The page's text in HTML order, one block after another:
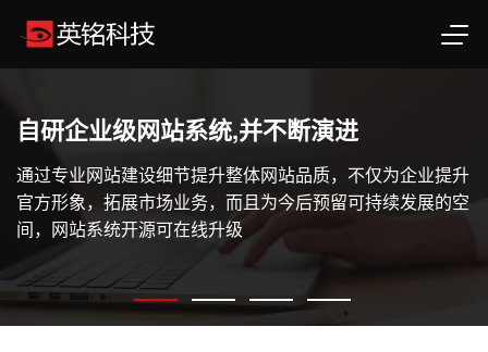
自研企业级网站系统,并不断演进
通过专业网站建设细节提升整体网站品质，不仅为企业提升
官方形象，拓展市场业务，而且为今后预留可持续发展的空
间，网站系统开源可在线升级